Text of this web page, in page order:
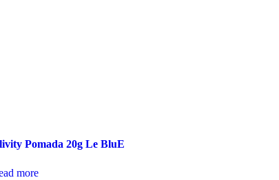
Pomada 20g Le BluE
more